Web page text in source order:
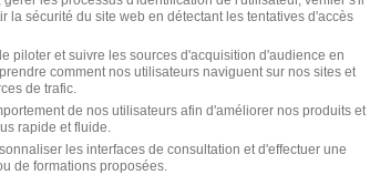
la sécurité du site web en détectant les tentatives d'accès
piloter et suivre les sources d'acquisition d'audience en
comment nos utilisateurs naviguent sur nos sites et
de trafic.
de nos utilisateurs afin d'améliorer nos produits et
rapide et fluide.
les interfaces de consultation et d'effectuer une
de formations proposées.